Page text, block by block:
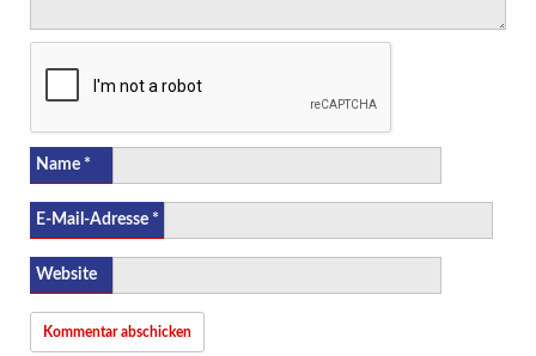
Name *
E-Mail-Adresse *
Website